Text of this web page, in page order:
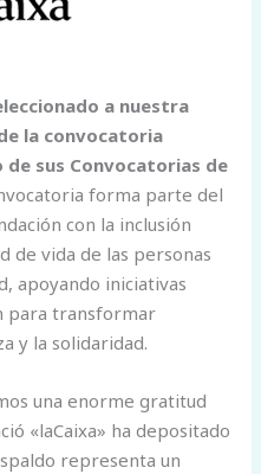
a nuestra
la convocatoria
de sus Convocatorias de
forma parte del
con la inclusión
de vida de las personas
apoyando iniciativas
para transformar
y la solidaridad.
una enorme gratitud
«laCaixa» ha depositado
representa un